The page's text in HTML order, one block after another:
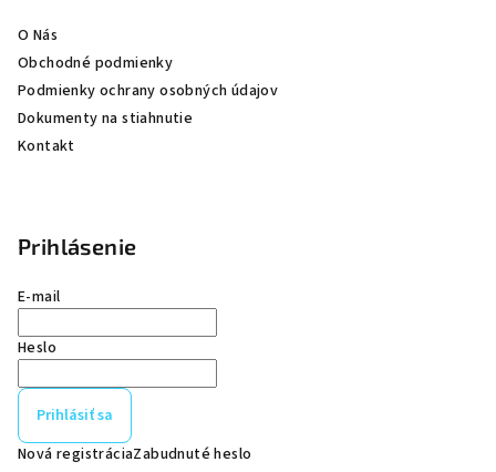
O Nás
Obchodné podmienky
Podmienky ochrany osobných údajov
Dokumenty na stiahnutie
Kontakt
Prihlásenie
E-mail
Heslo
Prihlásiť sa
Nová registráciaZabudnuté heslo